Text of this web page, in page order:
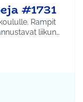
#1731
Rampit
liikun…
Liikunta ja